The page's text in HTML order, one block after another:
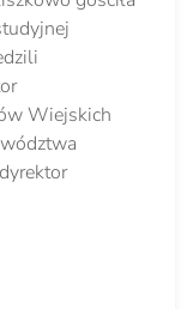
Wiejskich